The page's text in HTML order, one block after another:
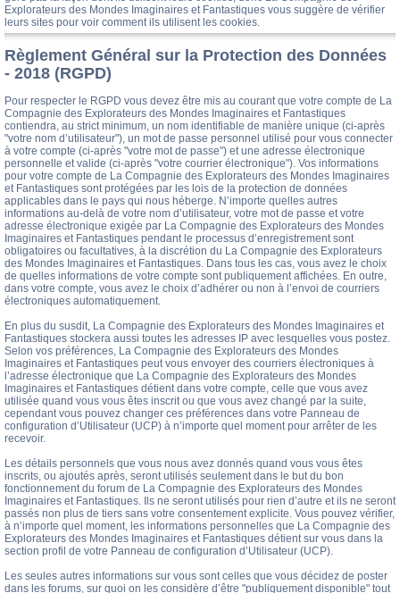
Explorateurs des Mondes Imaginaires et Fantastiques vous suggère de vérifier
leurs sites pour voir comment ils utilisent les cookies.
Règlement Général sur la Protection des Données
- 2018 (RGPD)
Pour respecter le RGPD vous devez être mis au courant que votre compte de La
Compagnie des Explorateurs des Mondes Imaginaires et Fantastiques
contiendra, au strict minimum, un nom identifiable de manière unique (ci-après
"votre nom d’utilisateur"), un mot de passe personnel utilisé pour vous connecter
à votre compte (ci-après "votre mot de passe") et une adresse électronique
personnelle et valide (ci-après "votre courrier électronique"). Vos informations
pour votre compte de La Compagnie des Explorateurs des Mondes Imaginaires
et Fantastiques sont protégées par les lois de la protection de données
applicables dans le pays qui nous héberge. N’importe quelles autres
informations au-delà de votre nom d’utilisateur, votre mot de passe et votre
adresse électronique exigée par La Compagnie des Explorateurs des Mondes
Imaginaires et Fantastiques pendant le processus d’enregistrement sont
obligatoires ou facultatives, à la discrétion du La Compagnie des Explorateurs
des Mondes Imaginaires et Fantastiques. Dans tous les cas, vous avez le choix
de quelles informations de votre compte sont publiquement affichées. En outre,
dans votre compte, vous avez le choix d’adhérer ou non à l’envoi de courriers
électroniques automatiquement.
En plus du susdit, La Compagnie des Explorateurs des Mondes Imaginaires et
Fantastiques stockera aussi toutes les adresses IP avec lesquelles vous postez.
Selon vos préférences, La Compagnie des Explorateurs des Mondes
Imaginaires et Fantastiques peut vous envoyer des courriers électroniques à
l’adresse électronique que La Compagnie des Explorateurs des Mondes
Imaginaires et Fantastiques détient dans votre compte, celle que vous avez
utilisée quand vous vous êtes inscrit ou que vous avez changé par la suite,
cependant vous pouvez changer ces préférences dans votre Panneau de
configuration d’Utilisateur (UCP) à n’importe quel moment pour arrêter de les
recevoir.
Les détails personnels que vous nous avez donnés quand vous vous êtes
inscrits, ou ajoutés après, seront utilisés seulement dans le but du bon
fonctionnement du forum de La Compagnie des Explorateurs des Mondes
Imaginaires et Fantastiques. Ils ne seront utilisés pour rien d’autre et ils ne seront
passés non plus de tiers sans votre consentement explicite. Vous pouvez vérifier,
à n’importe quel moment, les informations personnelles que La Compagnie des
Explorateurs des Mondes Imaginaires et Fantastiques détient sur vous dans la
section profil de votre Panneau de configuration d’Utilisateur (UCP).
Les seules autres informations sur vous sont celles que vous décidez de poster
dans les forums, sur quoi on les considère d’être "publiquement disponible" tout